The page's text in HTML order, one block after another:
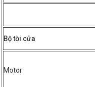
Bộ tời cửa
Motor